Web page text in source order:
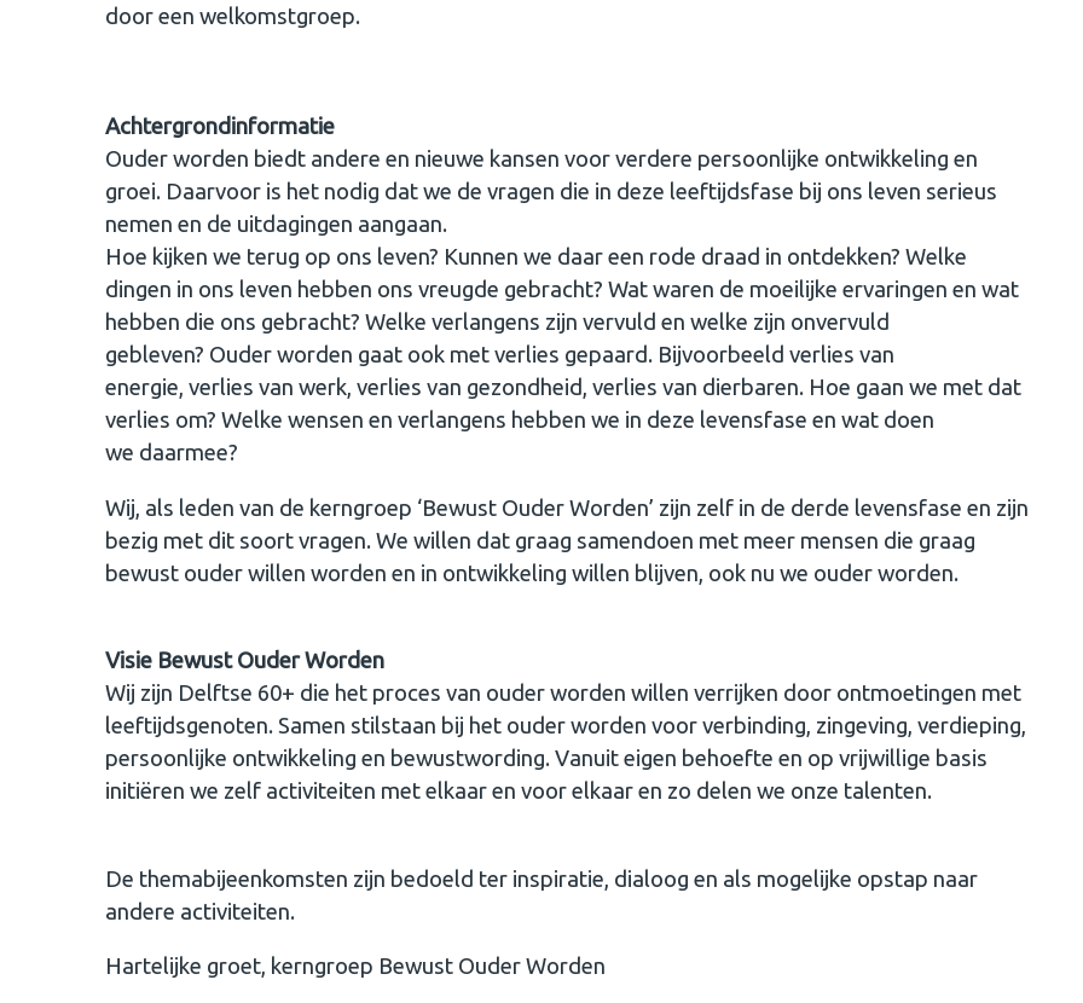
door een welkomstgroep.
Achtergrondinformatie
Ouder worden biedt andere en nieuwe kansen voor verdere persoonlijke ontwikkeling en
groei. Daarvoor is het nodig dat we de vragen die in deze leeftijdsfase bij ons leven serieus
nemen en de uitdagingen aangaan.
Hoe kijken we terug op ons leven? Kunnen we daar een rode draad in ontdekken? Welke
dingen in ons leven hebben ons vreugde gebracht? Wat waren de moeilijke ervaringen en wat
hebben die ons gebracht? Welke verlangens zijn vervuld en welke zijn onvervuld
gebleven? Ouder worden gaat ook met verlies gepaard. Bijvoorbeeld verlies van
energie, verlies van werk, verlies van gezondheid, verlies van dierbaren. Hoe gaan we met dat
verlies om? Welke wensen en verlangens hebben we in deze levensfase en wat doen
we daarmee?
Wij, als leden van de kerngroep ‘Bewust Ouder Worden’ zijn zelf in de derde levensfase en zijn
bezig met dit soort vragen. We willen dat graag samendoen met meer mensen die graag
bewust ouder willen worden en in ontwikkeling willen blijven, ook nu we ouder worden.
Visie Bewust Ouder Worden
Wij zijn Delftse 60+ die het proces van ouder worden willen verrijken door ontmoetingen met
leeftijdsgenoten. Samen stilstaan bij het ouder worden voor verbinding, zingeving, verdieping,
persoonlijke ontwikkeling en bewustwording. Vanuit eigen behoefte en op vrijwillige basis
initiëren we zelf activiteiten met elkaar en voor elkaar en zo delen we onze talenten.
De themabijeenkomsten zijn bedoeld ter inspiratie, dialoog en als mogelijke opstap naar
andere activiteiten.
Hartelijke groet, kerngroep Bewust Ouder Worden